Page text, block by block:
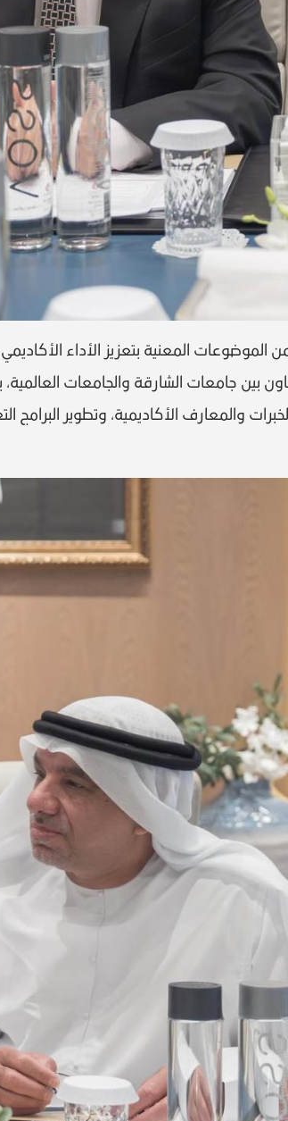
الموضوعات المعنية بتعزيز الأداء
بين جامعات الشارقة والجامعات
والمعارف الأكاديمية، وتطوير